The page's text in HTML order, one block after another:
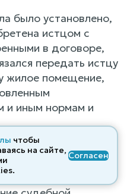
было установлено,
истцом с
в договоре,
передать истцу
жилое помещение,
и иным нормам и
подлежащей
пользу стоимости
суд кладет в
чтобы
на сайте, Согласен